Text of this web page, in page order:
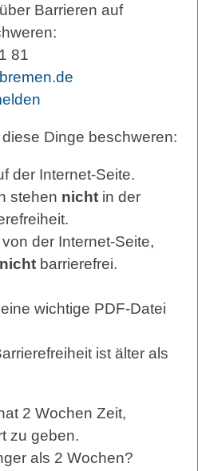
Barrieren auf
81
Dinge beschweren:
der Internet-Seite.
stehen nicht in der
der Internet-Seite,
nicht barrierefrei.
wichtige PDF-Datei
ist älter als
2 Wochen Zeit,
zu geben.
als 2 Wochen?